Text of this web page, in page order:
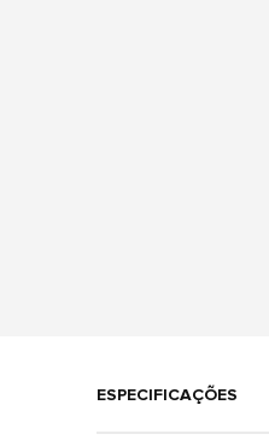
ESPECIFICAÇÕES